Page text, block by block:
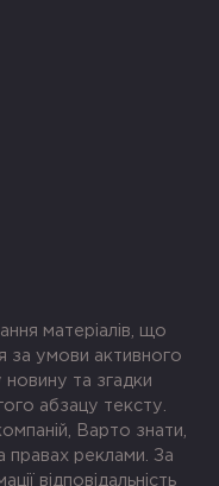
матеріалів, що
за умови активного
новину та згадки
абзацу тексту.
Варто знати,
правах реклами. За
відповідальність